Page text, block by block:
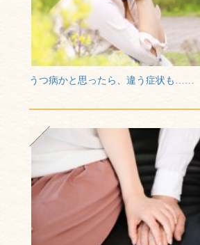
うつ病かと思ったら、違う症状も……